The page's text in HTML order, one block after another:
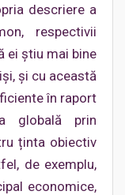
descriere a
respectivii
ei știu mai bine
și cu această
în raport
globală prin
ținta obiectiv
de exemplu,
economice,